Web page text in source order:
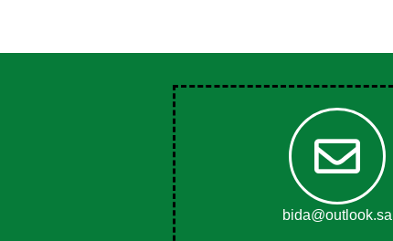
bida@outlook.sa